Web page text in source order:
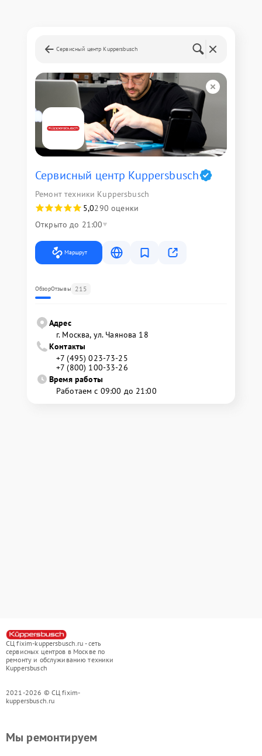
Сервисный центр Kuppersbusch
Сервисный центр Kuppersbusch
Ремонт техники Kuppersbusch
5,0290 оценки
Открыто до 21:00
Маршрут
ОбзорОтзывы 215
Адрес
г. Москва, ул. Чаянова 18
Контакты
+7 (495) 023-73-25
+7 (800) 100-33-26
Время работы
Работаем с 09:00 до 21:00
СЦ fixim-kuppersbusch.ru - сеть
сервисных центров в Москве по
ремонту и обслуживанию техники
Kuppersbusch
2021-2026 © СЦ fixim-
kuppersbusch.ru
Мы ремонтируем